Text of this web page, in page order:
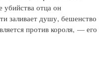
убийства отца он
заливает душу, бешенство
против короля, — его